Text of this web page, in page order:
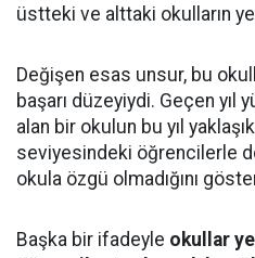
üstteki ve alttaki okulların
Değişen esas unsur, bu
başarı düzeyiydi. Geçen yıl
alan bir okulun bu yıl
seviyesindeki öğrencilerle
okula özgü olmadığını
Başka bir ifadeyle okullar